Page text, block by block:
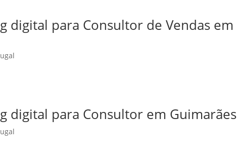
digital para Consultor de Vendas em
digital para Consultor em Guimarães